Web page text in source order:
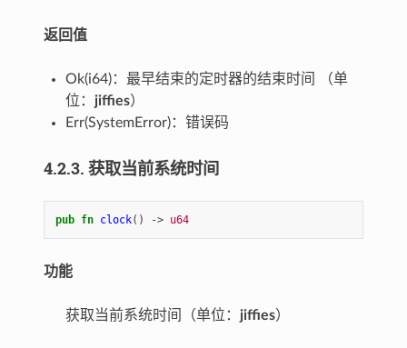
返回值
Ok(i64)：最早结束的定时器的结束时间 （单
位：jiffies）
Err(SystemError)：错误码
4.2.3. 获取当前系统时间
pub fn clock() -> u64
功能
获取当前系统时间（单位：jiffies）